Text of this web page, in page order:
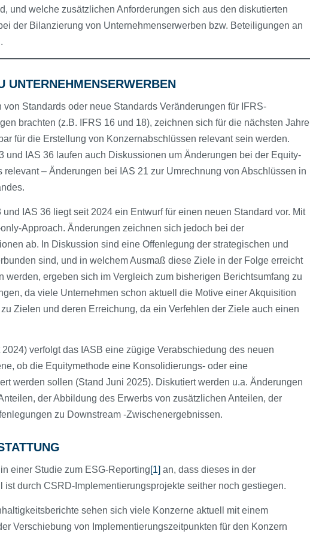
und welche zusätzlichen Anforderungen sich aus den diskutierten
der Bilanzierung von Unternehmenserwerben bzw. Beteiligungen an
UNTERNEHMENSERWERBEN
Standards oder neue Standards Veränderungen für IFRS-
brachten (z.B. IFRS 16 und 18), zeichnen sich für die nächsten Jahre
für die Erstellung von Konzernabschlüssen relevant sein werden.
und IAS 36 laufen auch Diskussionen um Änderungen bei der Equity-
– Änderungen bei IAS 21 zur Umrechnung von Abschlüssen in
IAS 36 liegt seit 2024 ein Entwurf für einen neuen Standard vor. Mit
Approach. Änderungen zeichnen sich jedoch bei der
ab. In Diskussion sind eine Offenlegung der strategischen und
sind, und in welchem Ausmaß diese Ziele in der Folge erreicht
ergeben sich im Vergleich zum bisherigen Berichtsumfang zu
da viele Unternehmen schon aktuell die Motive einer Akquisition
Zielen und deren Erreichung, da ein Verfehlen der Ziele auch einen
verfolgt das IASB eine zügige Verabschiedung des neuen
ob die Equitymethode eine Konsolidierungs- oder eine
werden sollen (Stand Juni 2025). Diskutiert werden u.a. Änderungen
der Abbildung des Erwerbs von zusätzlichen Anteilen, der
zu Downstream -Zwischenergebnissen.
einer Studie zum ESG-Reporting[1] an, dass dieses in der
durch CSRD-Implementierungsprojekte seither noch gestiegen.
sehen sich viele Konzerne aktuell mit einem
Verschiebung von Implementierungszeitpunkten für den Konzern